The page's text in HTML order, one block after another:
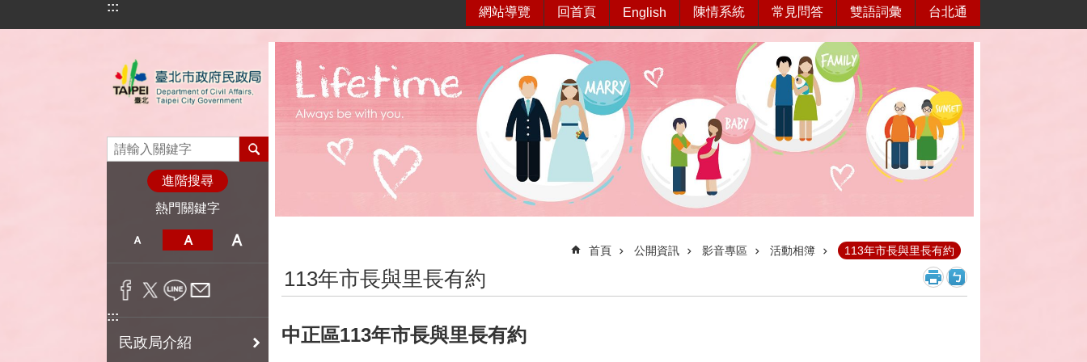
跳到主要內容區塊
::: 網站導覽 回首頁 English 陳情系統 常見問答 雙語詞彙 台北通
進階搜尋
熱門關鍵字
:::
民政局介紹
首頁 公開資訊 影音專區 活動相簿 113年市長與里長有約
113年市長與里長有約
中正區113年市長與里長有約